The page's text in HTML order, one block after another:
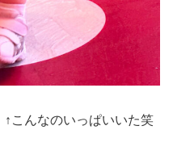
↑こんなのいっぱいいた笑